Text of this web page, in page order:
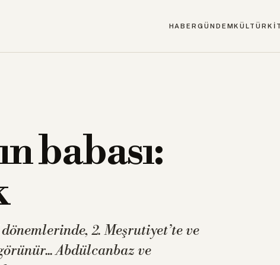
HABERGÜNDEMKÜLTÜR
babası:
2. Meşrutiyet’te ve
Abdülcanbaz ve